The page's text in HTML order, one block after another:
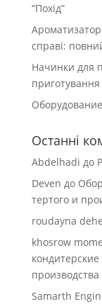
“Похід”
справі:
Начинки для
приготування
Останні
Abdelhadi до
Deven до
тертого и
roudayna
khosrow
производства
Samarth